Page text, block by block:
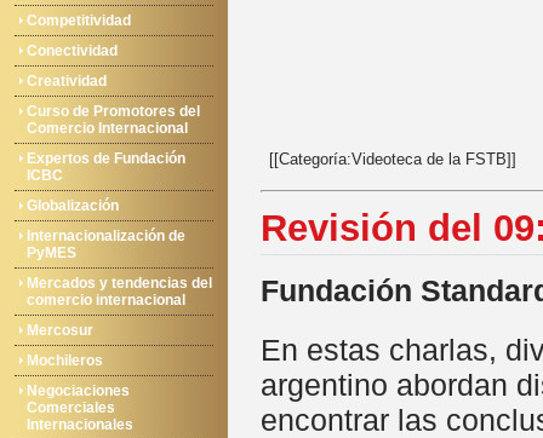
Competitividad
Conectividad
Creatividad
Curso de Promotores del
Comercio Internacional
Expertos de Fundación
ICBC
Globalización
Internacionalización de
PyMES
Mercados y tendencias del
comercio internacional
Mercosur
Mochileros
Negociaciones
Comerciales
Internacionales
[[Categoría:Videoteca de la FSTB]]
Revisión del
Fundación
En estas charlas,
argentino abordan
encontrar las